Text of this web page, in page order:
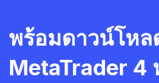
พร้อมดาวน์โหล
MetaTrader 4